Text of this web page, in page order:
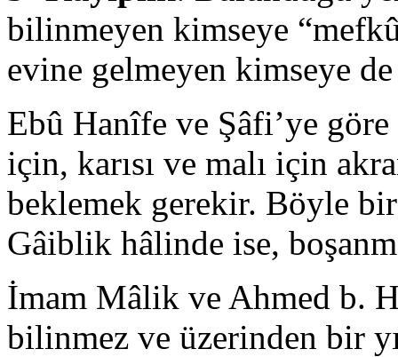
bilinmeyen kimseye
evine gelmeyen kimseye
Ebû Hanîfe ve Şâfi’ye
için, karısı ve malı için
beklemek gerekir. Böyle
Gâiblik hâlinde ise,
İmam Mâlik ve Ahmed b.
bilinmez ve üzerinden bir